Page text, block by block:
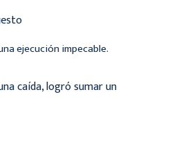
ejecución impecable.
caída, logró sumar un